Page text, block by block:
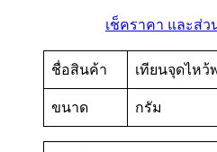
เช็คราคา และส่ว
ชื่อสินค้า เทียนจุดไหว้
ขนาด กรัม